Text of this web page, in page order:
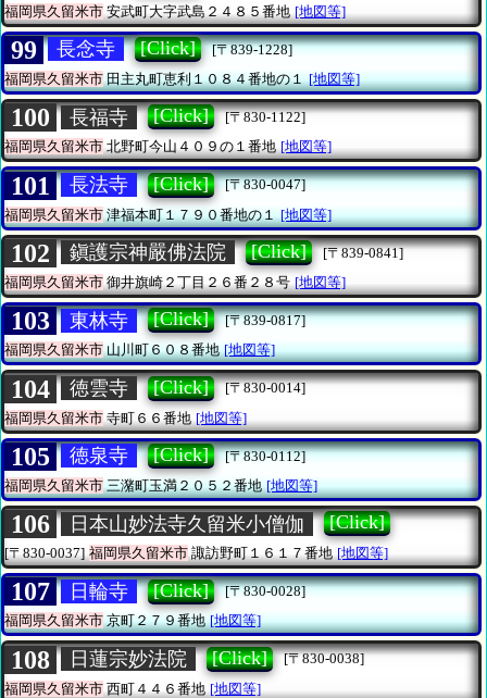
福岡県久留米市 安武町大字武島２４８５番地 [地図等]
99 長念寺 [Click]
[〒839-1228]
福岡県久留米市田主丸町恵利１０８４番地の１ [地図等]
100 長福寺 [Click]
[〒830-1122]
福岡県久留米市北野町今山４０９の１番地 [地図等]
101 長法寺 [Click]
[〒830-0047]
福岡県久留米市津福本町１７９０番地の１ [地図等]
102 鎭護宗神嚴佛法院 [Click]
[〒839-0841]
福岡県久留米市 御井旗崎２丁目２６番２８号 [地図等]
103 東林寺 [Click]
[〒839-0817]
福岡県久留米市山川町６０８番地 [地図等]
104 徳雲寺 [Click]
[〒830-0014]
福岡県久留米市 寺町６６番地 [地図等]
105 徳泉寺 [Click]
[〒830-0112]
福岡県久留米市三潴町玉満２０５２番地 [地図等]
106 日本山妙法寺久留米小僧伽 [Click]
[〒830-0037] 福岡県久留米市諏訪野町１６１７番地 [地図等]
107 日輪寺 [Click]
[〒830-0028]
福岡県久留米市京町２７９番地 [地図等]
108 日蓮宗妙法院 [Click]
[〒830-0038]
福岡県久留米市 西町４４６番地 [地図等]